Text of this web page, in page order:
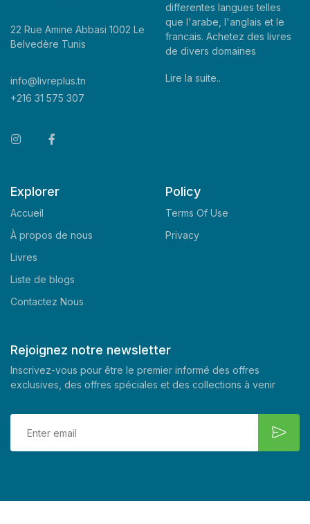
22 Rue Amine Abbasi 1002 Le
Belvedère Tunis
info@livreplus.tn
+216 31 575 307
differentes langues telles
que l'arabe, l'anglais et le
francais. Achetez des livres
de divers domaines
Lire la suite..
Explorer
Accueil
À propos de nous
Livres
Liste de blogs
Contactez Nous
Policy
Terms Of Use
Privacy
Rejoignez notre newsletter
Inscrivez-vous pour être le premier informé des offres
exclusives, des offres spéciales et des collections à venir